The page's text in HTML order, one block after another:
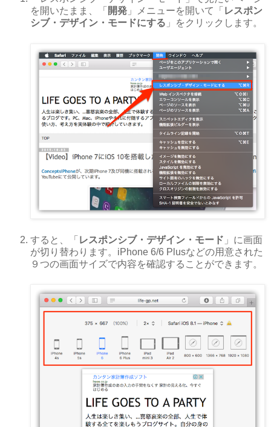
を開いたまま、「 開発 」メニューを開いて「 レスポン
シブ・デザイン・モードにする 」をクリックします。
すると、「 レスポンシブ・デザイン・モード 」に画面
が切り替わります。iPhone 6/6 Plusなどの用意された
９つの画面サイズで内容を確認することができます。